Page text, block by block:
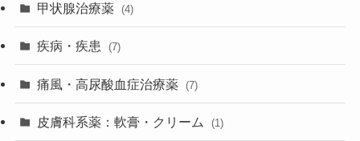
甲状腺治療薬 (4)
疾病・疾患 (7)
痛風・高尿酸血症治療薬 (7)
皮膚科系薬：軟膏・クリーム (1)